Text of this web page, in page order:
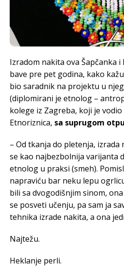
Izradom nakita ova Šapčanka i
bave pre pet godina, kako
bio saradnik na projektu u
(diplomirani je etnolog –
kolege iz Zagreba, koji je
Etnoriznica, sa suprugom
– Od tkanja do pletenja,
se kao najbezbolnija varijanta
etnolog u praksi (smeh).
napraviću bar neku lepu
bili sa dvogodišnjim sinom,
se posveti učenju, pa sam ja
tehnika izrade nakita, a ona
Najtežu.
Heklanje perli.